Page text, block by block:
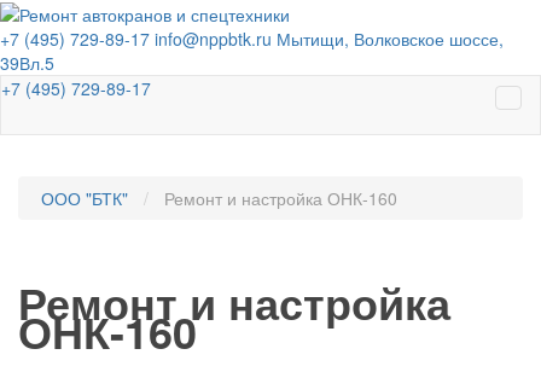
+7 (495) 729-89-17 info@nppbtk.ru Мытищи, Волковское шоссе,
39Вл.5
+7 (495) 729-89-17
ООО "БТК" Ремонт и настройка ОНК-160
Ремонт и настройка
ОНК-160